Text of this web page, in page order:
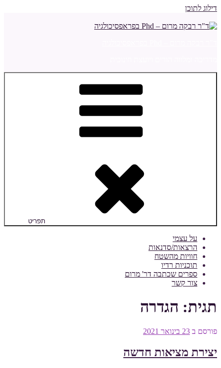
דילוג לתוכן
תפריט
על עצמי
הרצאות/סדנאות
חוויות מהשטח
תוכניות רדיו
ספרים שכתבה דר' מרום
צור קשר
תגית: הגדרה
פורסם ב 23 בינואר 2021
יצירת מציאות חדשה